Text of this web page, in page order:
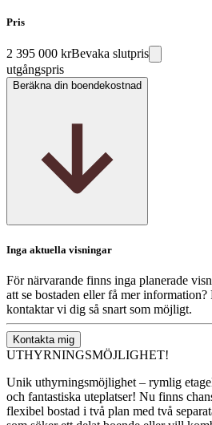
Pris
2 395 000 krBevaka slutpris
utgångspris
Beräkna din boendekostnad
Inga aktuella visningar
För närvarande finns inga planerade
att se bostaden eller få mer
kontaktar vi dig så snart som möjligt.
Kontakta mig
UTHYRNINGSMÖJLIGHET!
Unik uthyrningsmöjlighet – rymlig
och fantastiska uteplatser! Nu finns
flexibel bostad i två plan med två